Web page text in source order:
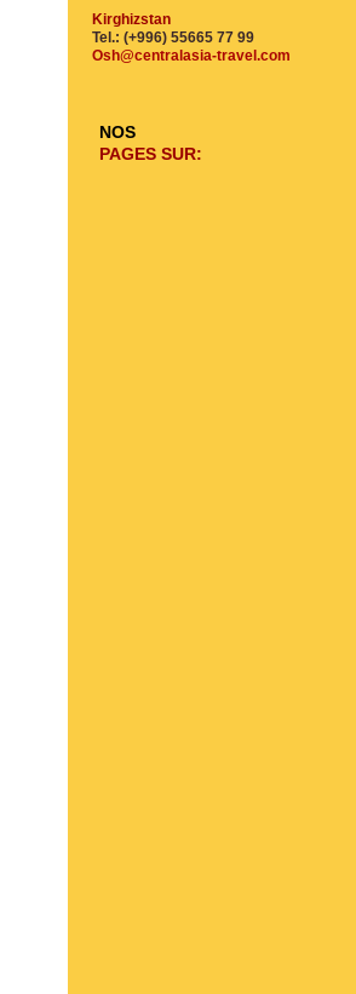
Kirghizstan
Tel.: (+996) 55665 77 99
Osh@centralasia-travel.com
NOS
PAGES SUR: